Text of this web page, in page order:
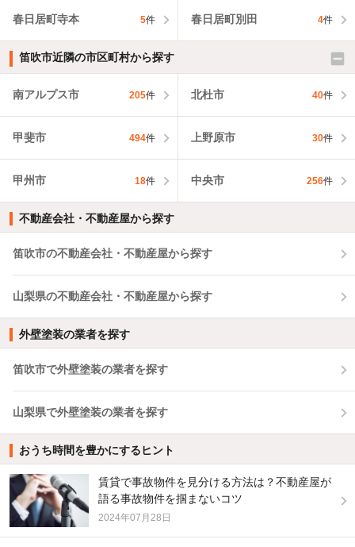
春日居町寺本 5件 春日居町別田 4件
笛吹市近隣の市区町村から探す
南アルプス市 205件 北杜市 40件
甲斐市 494件 上野原市 30件
甲州市 18件 中央市 256件
不動産会社・不動産屋から探す
笛吹市の不動産会社・不動産屋から探す
山梨県の不動産会社・不動産屋から探す
外壁塗装の業者を探す
笛吹市で外壁塗装の業者を探す
山梨県で外壁塗装の業者を探す
おうち時間を豊かにするヒント
賃貸で事故物件を見分ける方法は？不動産屋が
語る事故物件を掴まないコツ
2024年07月28日